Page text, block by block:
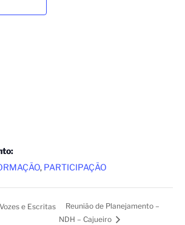
, PARTICIPAÇÃO
e Escritas
Reunião de Planejamento –
NDH – Cajueiro